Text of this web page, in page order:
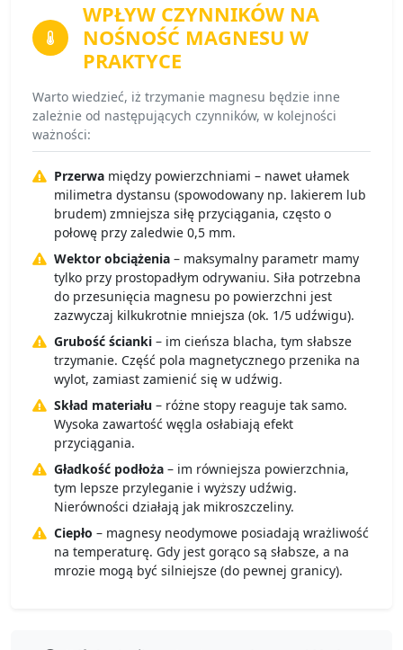
WPŁYW CZYNNIKÓW NA
NOŚNOŚĆ MAGNESU W
PRAKTYCE
Warto wiedzieć, iż trzymanie magnesu będzie inne
zależnie od następujących czynników, w kolejności
ważności:
Przerwa między powierzchniami – nawet ułamek
milimetra dystansu (spowodowany np. lakierem lub
brudem) zmniejsza siłę przyciągania, często o
połowę przy zaledwie 0,5 mm.
Wektor obciążenia – maksymalny parametr mamy
tylko przy prostopadłym odrywaniu. Siła potrzebna
do przesunięcia magnesu po powierzchni jest
zazwyczaj kilkukrotnie mniejsza (ok. 1/5 udźwigu).
Grubość ścianki – im cieńsza blacha, tym słabsze
trzymanie. Część pola magnetycznego przenika na
wylot, zamiast zamienić się w udźwig.
Skład materiału – różne stopy reaguje tak samo.
Wysoka zawartość węgla osłabiają efekt
przyciągania.
Gładkość podłoża – im równiejsza powierzchnia,
tym lepsze przyleganie i wyższy udźwig.
Nierówności działają jak mikroszczeliny.
Ciepło – magnesy neodymowe posiadają wrażliwość
na temperaturę. Gdy jest gorąco są słabsze, a na
mrozie mogą być silniejsze (do pewnej granicy).